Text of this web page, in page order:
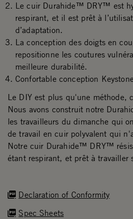
Le cuir Durahide™ DRY™ est
respirant, et il est prêt à
d’adaptation.
La conception des doigts en
repositionne les coutures
meilleure durabilité.
Confortable conception
Declaration of Conformity
Spec Sheets
Le DIY est plus qu'une méthode,
Nous avons construit notre
les travailleurs du dimanche qui
de travail en cuir polyvalent qui
Notre cuir Durahide™ DRY™
étant respirant, et prêt à travailler